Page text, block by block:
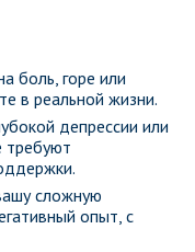
боль, горе или
в реальной жизни.
депрессии или
требуют
сложную
опыт, с